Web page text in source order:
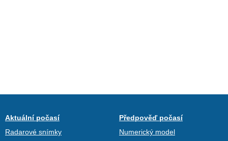
Aktuální počasí
Radarové snímky
Předpověď počasí
Numerický model